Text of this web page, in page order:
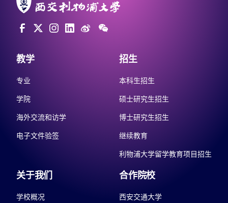
教学
专业
学院
海外交流和访学
电子文件验签
招生
本科生招生
硕士研究生招生
博士研究生招生
继续教育
利物浦大学留学教育项目招生
关于我们
学校概况
合作院校
西安交通大学